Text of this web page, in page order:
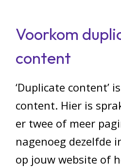
Voorkom
content
‘Duplicate content’
content. Hier is
er twee of meer
nagenoeg dezelfde
op jouw website of